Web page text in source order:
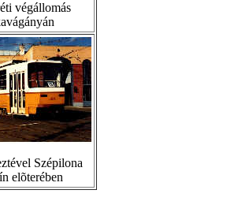
végállomás
Szépilona
elõterében